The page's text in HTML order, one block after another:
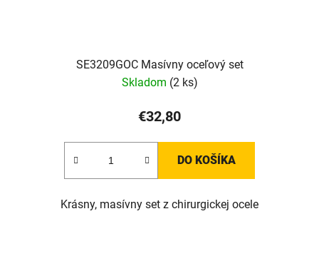
SE3209GOC Masívny oceľový set
Skladom (2 ks)
€32,80
DO KOŠÍKA
Krásny, masívny set z chirurgickej ocele